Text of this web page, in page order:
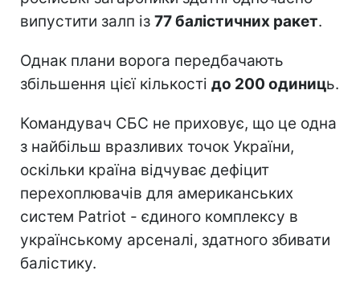
випустити залп із 77 балістичних ракет.
Однак плани ворога передбачають
збільшення цієї кількості до 200 одиниць.
Командувач СБС не приховує, що це одна
з найбільш вразливих точок України,
оскільки країна відчуває дефіцит
перехоплювачів для американських
систем Patriot - єдиного комплексу в
українському арсеналі, здатного збивати
балістику.